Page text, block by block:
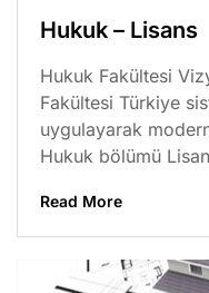
Hukuk – Lisans
Hukuk Fakültesi
Fakültesi Türkiye
uygulayarak
Hukuk bölümü
Read More